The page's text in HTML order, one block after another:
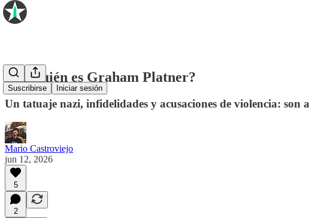
Suscribirse Iniciar sesión
🌲 ¿Quién es Graham Platner?
Un tatuaje nazi, infidelidades y acusaciones de violencia:
Mario Castroviejo
jun 12, 2026
5
2